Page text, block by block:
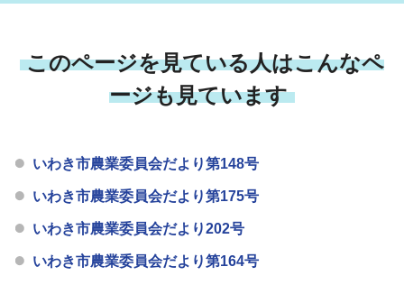
このページを見ている人はこんなペ
ージも見ています
いわき市農業委員会だより第148号
いわき市農業委員会だより第175号
いわき市農業委員会だより202号
いわき市農業委員会だより第164号